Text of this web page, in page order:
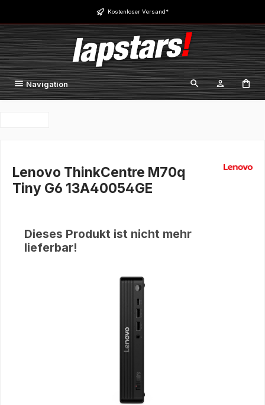
Zum Hauptinhalt springen Kostenloser Versand*
Navigation
Lenovo ThinkCentre M70q
Tiny G6 13A40054GE
Dieses Produkt ist nicht mehr
lieferbar!